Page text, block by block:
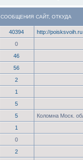
СООБЩЕНИЯ САЙТ, ОТКУДА
40394
http://poisksvoih.ru
0
46
56
2
1
5
5
Коломна Моск.
1
0
2